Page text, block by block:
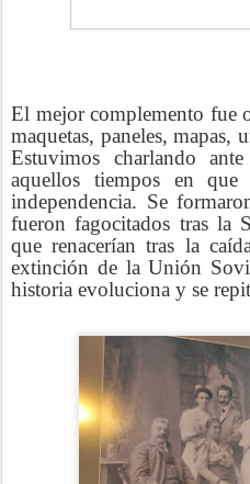
El mejor complemento fue
maquetas, paneles, mapas,
Estuvimos charlando
aquellos tiempos en
independencia. Se
fueron fagocitados tras la
que renacerían tras la
extinción de la Unión
historia evoluciona y se